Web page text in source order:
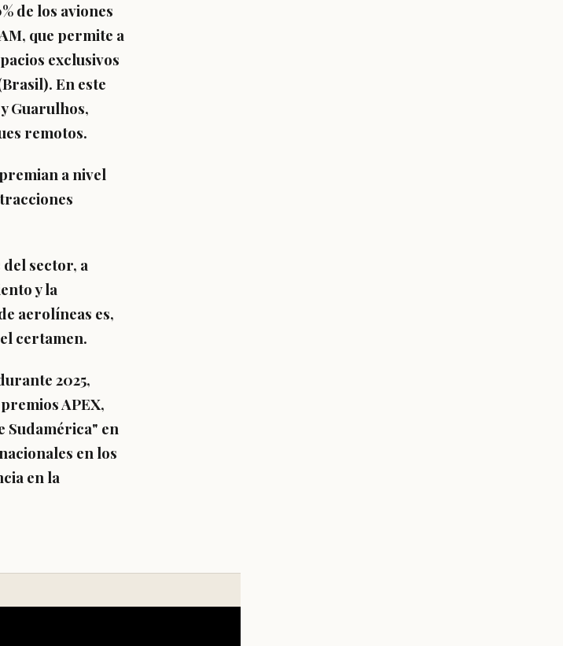
de los aviones
que permite a
exclusivos
En este
Guarulhos,
remotos.
a nivel
sector, a
y la
aerolíneas es,
certamen.
2025,
APEX,
Sudamérica" en
en los
en la